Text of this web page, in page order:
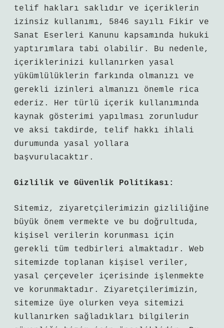
telif hakları saklıdır ve içeriklerin
izinsiz kullanımı, 5846 sayılı Fikir ve
Sanat Eserleri Kanunu kapsamında hukuki
yaptırımlara tabi olabilir. Bu nedenle,
içeriklerinizi kullanırken yasal
yükümlülüklerin farkında olmanızı ve
gerekli izinleri almanızı önemle rica
ederiz. Her türlü içerik kullanımında
kaynak gösterimi yapılması zorunludur
ve aksi takdirde, telif hakkı ihlali
durumunda yasal yollara
başvurulacaktır.
Gizlilik ve Güvenlik Politikası:
Sitemiz, ziyaretçilerimizin gizliliğine
büyük önem vermekte ve bu doğrultuda,
kişisel verilerin korunması için
gerekli tüm tedbirleri almaktadır. Web
sitemizde toplanan kişisel veriler,
yasal çerçeveler içerisinde işlenmekte
ve korunmaktadır. Ziyaretçilerimizin,
sitemize üye olurken veya sitemizi
kullanırken sağladıkları bilgilerin